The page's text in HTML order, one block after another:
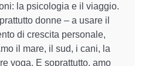
la psicologia e il viaggio.
donne – a usare il
di crescita personale,
il mare, il sud, i cani, la
yoga. E soprattutto, amo